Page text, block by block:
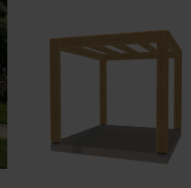
4400,00zł
WYBIERZ OPCJE